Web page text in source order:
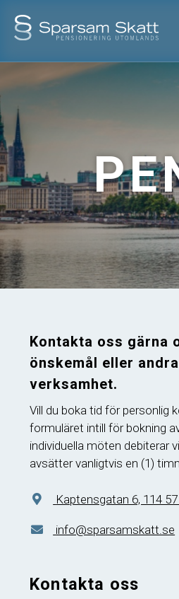
Kontakta oss gärna om du har frågor, specifika
önskemål eller
verksamhet.
Vill du boka tid för personlig
formuläret intill för bokning
individuella möten debiterar
avsätter vanligtvis en (1)
Kaptensgatan 6, 114
info@sparsamskatt.se
Kontakta oss